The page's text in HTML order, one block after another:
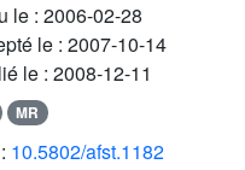
le : 2006-02-28
le : 2007-10-14
le : 2008-12-11
MR
10.5802/afst.1182